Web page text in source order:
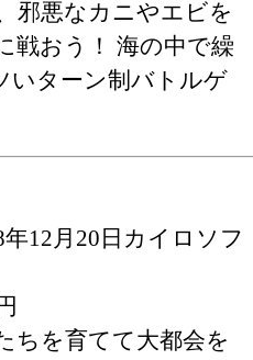
邪悪なカニやエビを
戦おう！ 海の中で繰
いターン制バトルゲ
年12月20日カイロソフ
ちを育てて大都会を